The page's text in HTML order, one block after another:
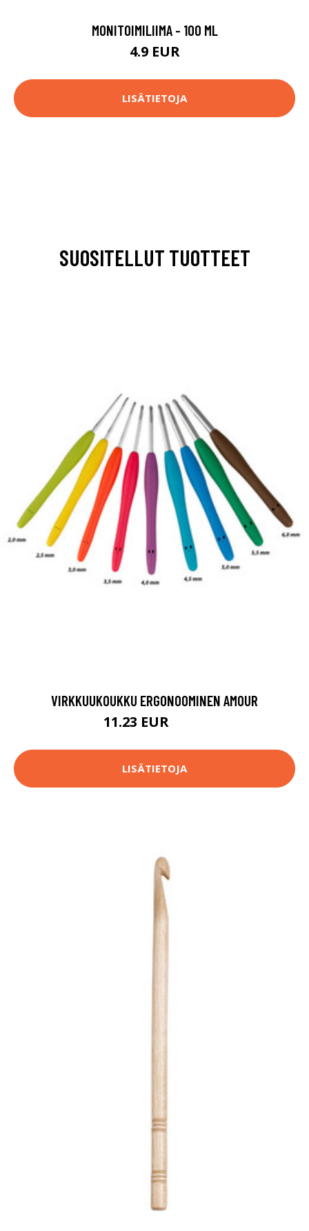
MONITOIMILIIMA - 100 ML
4.9 EUR
LISÄTIETOJA
SUOSITELLUT TUOTTEET
VIRKKUUKOUKKU ERGONOOMINEN AMOUR
11.23 EUR
LISÄTIETOJA